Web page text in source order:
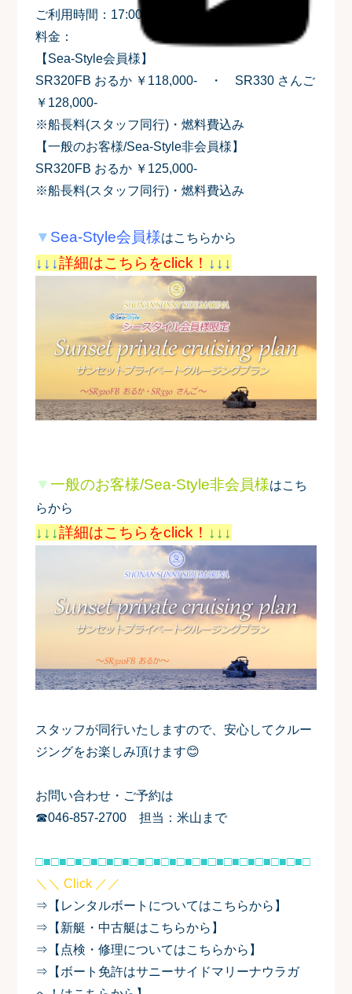
ご利用時間：17:00～19:00/2時間 ※延長不可
料金：
【Sea-Style会員様】
SR320FB おるか ￥118,000- ・ SR330 さんご
￥128,000-
※船長料(スタッフ同行)・燃料費込み
【一般のお客様/Sea-Style非会員様】
SR320FB おるか ￥125,000-
※船長料(スタッフ同行)・燃料費込み
▼ Sea-Style会員様はこちらから
↓↓↓詳細はこちらをclick！ ↓↓↓
▼一般のお客様/Sea-Style非会員様はこち
らから
↓↓↓詳細はこちらをclick！ ↓↓↓
スタッフが同行いたしますので、安心してクルー
ジングをお楽しみ頂けます😊
お問い合わせ・ご予約は
☎046-857-2700 担当：米山まで
□■□■□■□■□■□■□■□■□■□■□■□■□■□■□■□■□■□
＼＼ Click ／／
⇒【レンタルボートについてはこちらから】
⇒【新艇・中古艇はこちらから】
⇒【点検・修理についてはこちらから】
⇒【ボート免許はサニーサイドマリーナウラガ